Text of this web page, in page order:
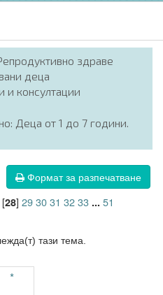
здраве
деца
и консултации
Деца от 1 до 7 години.
Формат за разпечатване
28] 293031 3233 ... 51
тази тема.